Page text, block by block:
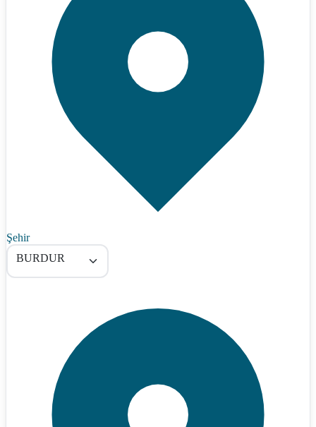
Şehir
BURDUR